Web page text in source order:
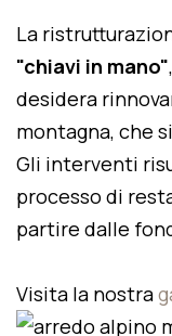
La
"chiavi in mano"
desidera
montagna, che
Gli interventi
processo di
partire dalle
Visita la nostra